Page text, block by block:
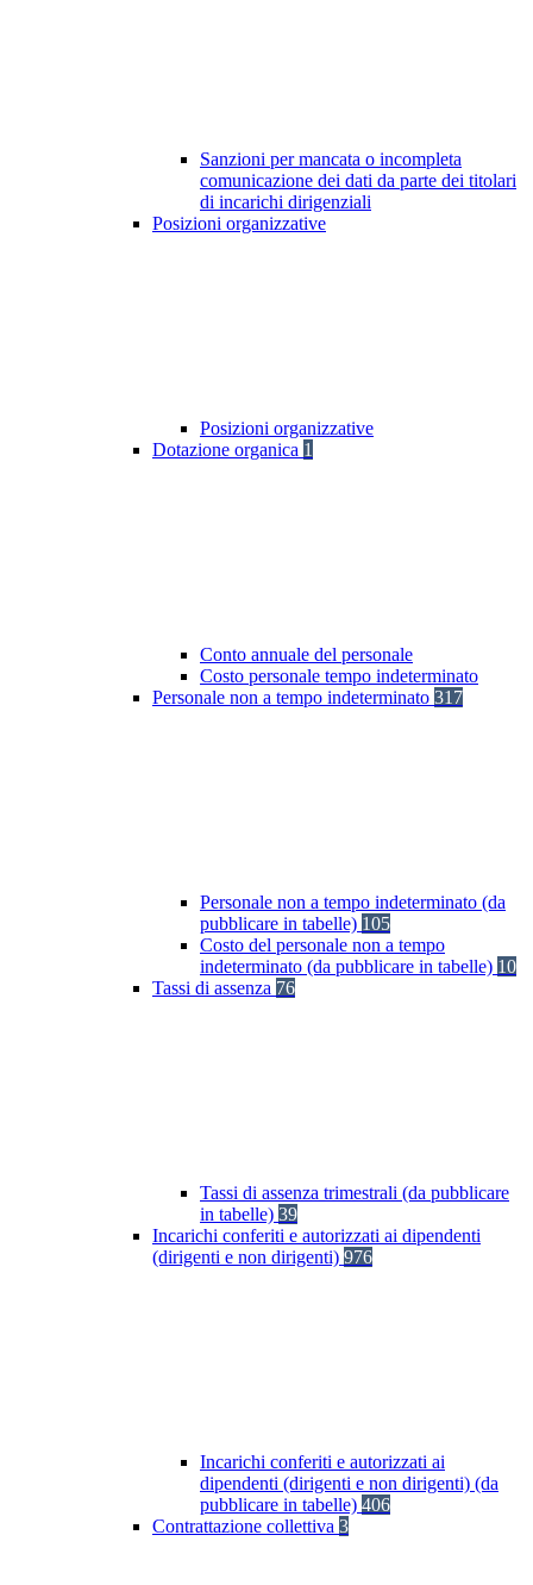
Sanzioni per mancata o incompleta
comunicazione dei dati da parte dei titolari
di incarichi dirigenziali
Posizioni organizzative
Posizioni organizzative
Dotazione organica 1
Conto annuale del personale
Costo personale tempo indeterminato
Personale non a tempo indeterminato 317
Personale non a tempo indeterminato (da
pubblicare in tabelle) 105
Costo del personale non a tempo
indeterminato (da pubblicare in tabelle) 10
Tassi di assenza 76
Tassi di assenza trimestrali (da pubblicare
in tabelle) 39
Incarichi conferiti e autorizzati ai dipendenti
(dirigenti e non dirigenti) 976
Incarichi conferiti e autorizzati ai
dipendenti (dirigenti e non dirigenti) (da
pubblicare in tabelle) 406
Contrattazione collettiva 3